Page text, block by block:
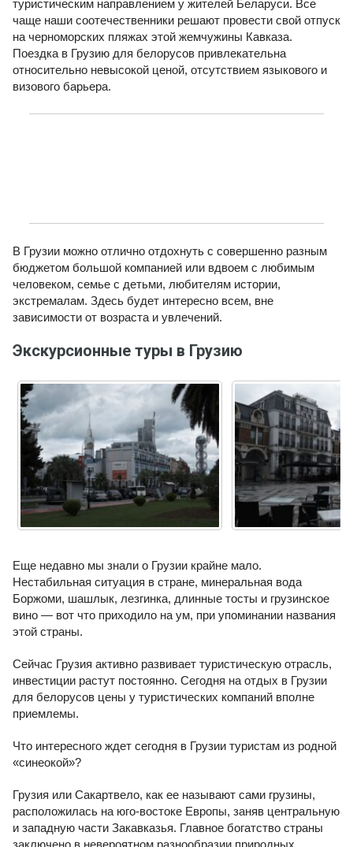
туристическим направлением у жителей Беларуси. Все
чаще наши соотечественники решают провести свой отпуск
на черноморских пляжах этой жемчужины Кавказа.
Поездка в Грузию для белорусов привлекательна
относительно невысокой ценой, отсутствием языкового и
визового барьера.
В Грузии можно отлично отдохнуть с совершенно разным
бюджетом большой компанией или вдвоем с любимым
человеком, семье с детьми, любителям истории,
экстремалам. Здесь будет интересно всем, вне
зависимости от возраста и увлечений.
Экскурсионные туры в Грузию
Еще недавно мы знали о Грузии крайне мало.
Нестабильная ситуация в стране, минеральная вода
Боржоми, шашлык, лезгинка, длинные тосты и грузинское
вино — вот что приходило на ум, при упоминании названия
этой страны.
Сейчас Грузия активно развивает туристическую отрасль,
инвестиции растут постоянно. Сегодня на отдых в Грузии
для белорусов цены у туристических компаний вполне
приемлемы.
Что интересного ждет сегодня в Грузии туристам из родной
«синеокой»?
Грузия или Сакартвело, как ее называют сами грузины,
расположилась на юго-востоке Европы, заняв центральную
и западную части Закавказья. Главное богатство страны
заключено в невероятном разнообразии природных